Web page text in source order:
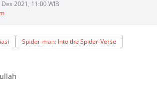
2021, 11:00 WIB
Spider-man: Into the Spider-Verse